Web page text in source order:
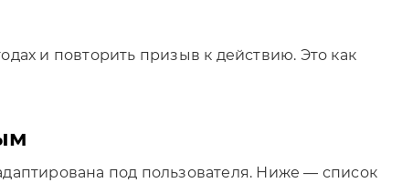
и повторить призыв к действию. Это как
под пользователя. Ниже — список